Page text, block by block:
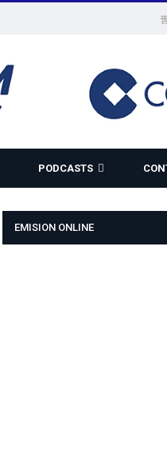
PODCASTS
EMISION ONLINE